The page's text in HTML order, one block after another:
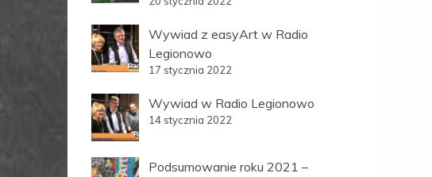
Wywiad z easyArt w Radio
Legionowo
17 stycznia 2022
Wywiad w Radio Legionowo
14 stycznia 2022
Podsumowanie roku 2021 –